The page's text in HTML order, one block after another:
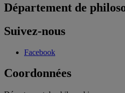
Département de
Suivez-nous
Facebook
Coordonnées